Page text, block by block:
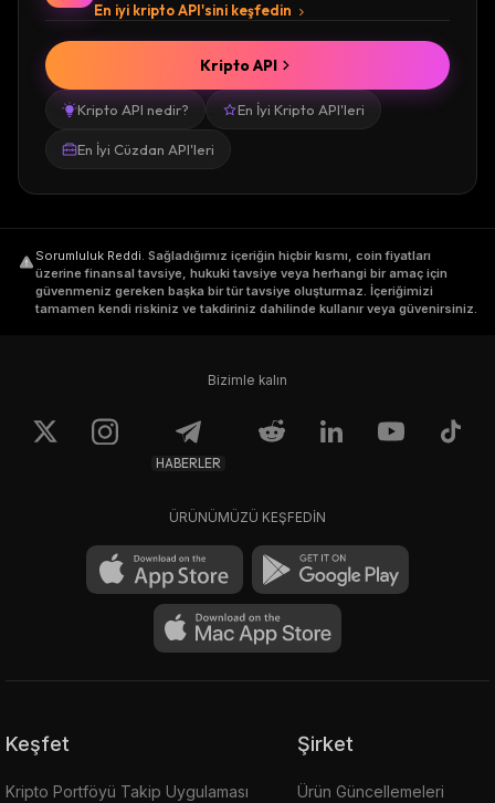
En iyi kripto API'sini keşfedin
Kripto API nedir? En İyi Kripto API'leri
En İyi Cüzdan API'leri
Kripto API
Sorumluluk Reddi. Sağladığımız içeriğin hiçbir kısmı, coin fiyatları
üzerine finansal tavsiye, hukuki tavsiye veya herhangi bir amaç için
güvenmeniz gereken başka bir tür tavsiye oluşturmaz. İçeriğimizi
tamamen kendi riskiniz ve takdiriniz dahilinde kullanır veya güvenirsiniz.
Bizimle kalın
HABERLER
ÜRÜNÜMÜZÜ KEŞFEDİN
Keşfet
Kripto Portföyü Takip Uygulaması
Şirket
Ürün Güncellemeleri